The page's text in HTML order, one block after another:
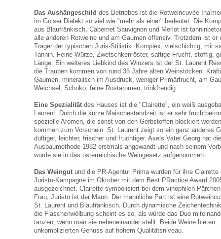
Das Aushängeschild des Betriebes ist die Rotweincuvée
im Golser Dialekt so viel wie "mehr als einer" bedeutet. Die
aus Blaufränkisch, Cabernet Sauvignon und Merlot ist
alle anderen Rotweine und am Gaumen offensiv. Trotzdem ist er
Träger der typischen Juris-Stilistik: Komplex, vielschichtig, mit
Tannin. Feine Würze, Zwetschkenröster, saftige Frucht, stoffig,
Länge. Ein weiteres Liebkind des Winzers ist der St. Laurent
die Trauben kommen von rund 35 Jahre alten Weinstöcken.
Gaumen, mineralisch im Ausdruck, weniger Primärfrucht, am
Weichsel, Schoko, feine Röstaromen, trinkfreudig.
Eine Spezialität des Hauses ist die "Clairette", ein weiß
Laurent. Durch die kurze Maischestandzeit ist er sehr
spezielle Aromen, die sonst von den Gerbstoffen blockiert
kommen zum Vorschein. St. Laurent zeigt so ein ganz anderes
duftiger, leichter, frischer und fruchtiger. Axels Vater Georg hat
Ausbaumethode 1982 erstmals angewandt und nach seinem
wurde sie in das österreichische Weingesetz aufgenommen.
Das Weingut und die PR-Agentur Prima wurden für ihre Clairette
Juristo-Kampagne im Oktober mit dem Best PRactice Award
ausgezeichnet. Clairette symbolisiert bei dem vinophilen
Frau, Juristo ist der Mann. Der männliche Part ist eine
St. Laurent und Blaufränkisch. Durch dynamische
die Flaschenwölbung scheint es so, als würde das Duo
tanzen, wenn man sie nebeneinander stellt. Beide Weine bieten
unkomplizierten Genuss auf hohem Qualitätsniveau.